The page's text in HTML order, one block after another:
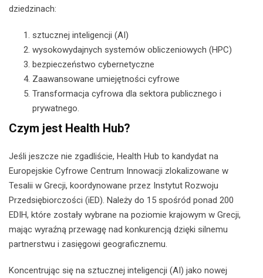
dziedzinach:
sztucznej inteligencji (AI)
wysokowydajnych systemów obliczeniowych (HPC)
bezpieczeństwo cybernetyczne
Zaawansowane umiejętności cyfrowe
Transformacja cyfrowa dla sektora publicznego i
prywatnego.
Czym jest Health Hub?
Jeśli jeszcze nie zgadliście, Health Hub to kandydat na
Europejskie Cyfrowe Centrum Innowacji zlokalizowane w
Tesalii w Grecji, koordynowane przez Instytut Rozwoju
Przedsiębiorczości (iED). Należy do 15 spośród ponad 200
EDIH, które zostały wybrane na poziomie krajowym w Grecji,
mając wyraźną przewagę nad konkurencją dzięki silnemu
partnerstwu i zasięgowi geograficznemu.
Koncentrując się na sztucznej inteligencji (AI) jako nowej